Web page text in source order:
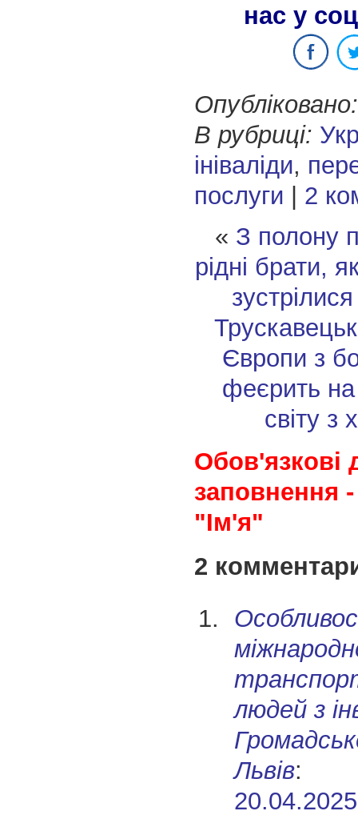
нас у
Опубліковано:
В рубриці:
ініваліди,
послуги
2
« З полону
рідні брати,
Європи з
феєрить на
світу з
Обов'язкові
заповнення
"Ім'я"
2
людей з
Львів: